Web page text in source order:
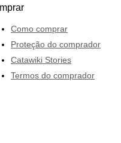
Como comprar
Proteção do comprador
Catawiki Stories
Termos do comprador